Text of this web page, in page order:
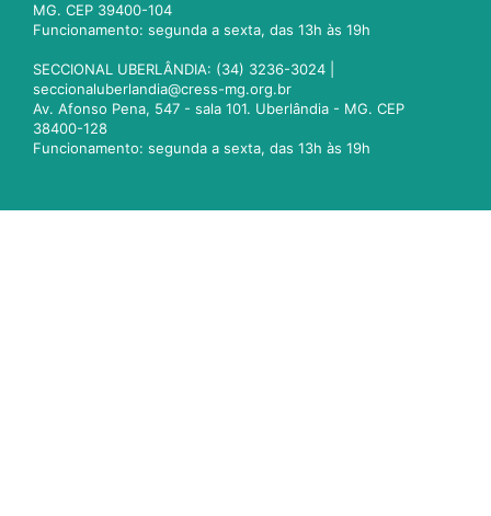
MG. CEP 39400-104
Funcionamento: segunda a sexta, das 13h às 19h
SECCIONAL UBERLÂNDIA: (34) 3236-3024 |
seccionaluberlandia@cress-mg.org.br
Av. Afonso Pena, 547 - sala 101. Uberlândia - MG. CEP
38400-128
Funcionamento: segunda a sexta, das 13h às 19h